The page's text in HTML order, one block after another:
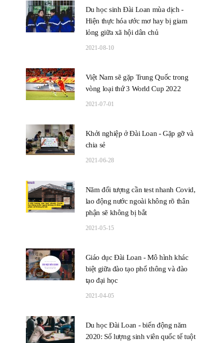
Du học sinh Đài Loan mùa dịch -
Hiện thực hóa ước mơ hay bị giam
lỏng giữa xã hội dân chủ
2021-08-10
Việt Nam sẽ gặp Trung Quốc trong
vòng loại thứ 3 World Cup 2022
2021-07-01
Khởi nghiệp ở Đài Loan - Gặp gỡ và
chia sẻ
2021-06-28
Năm đối tượng cần test nhanh Covid,
lao động nước ngoài không rõ thân
phận sẽ không bị bắt
2021-05-15
Giáo dục Đài Loan - Mô hình khác
biệt giữa đào tạo phổ thông và đào
tạo đại học
2021-04-05
Du học Đài Loan - biến động năm
2020: Số lượng sinh viên quốc tế tuột